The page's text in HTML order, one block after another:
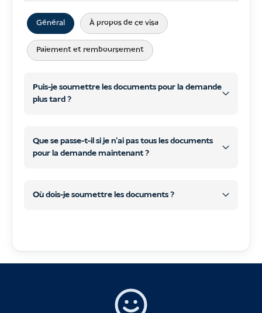
Général À propos de ce visa
Paiement et remboursement
Puis-je soumettre les documents pour la demande
plus tard ?
WhatsApp
courriel
Que se passe-t-il si je n'ai pas tous les documents
pour la demande maintenant ?
plus tard
WhatsApp
Tous les documents requis
Où dois-je soumettre les documents ?